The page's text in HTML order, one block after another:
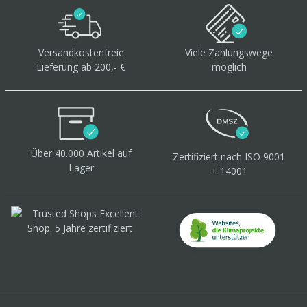
Versandkostenfreie
Lieferung ab 200,- €
Viele Zahlungswege
möglich
Über 40.000 Artikel auf
Lager
Zertifiziert nach ISO 9001
+ 14001